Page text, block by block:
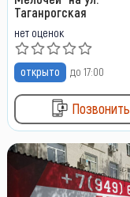
Таганрогская
нет оценок
открыто до 17:00
Позвонить